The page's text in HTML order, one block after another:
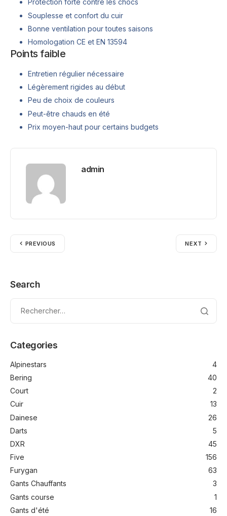
Protection forte contre les chocs
Souplesse et confort du cuir
Bonne ventilation pour toutes saisons
Homologation CE et EN 13594
Points faible
Entretien régulier nécessaire
Légèrement rigides au début
Peu de choix de couleurs
Peut-être chauds en été
Prix moyen-haut pour certains budgets
admin
PREVIOUS NEXT
Search
Categories
Alpinestars
4
Bering
40
Court
2
Cuir
13
Dainese
26
Darts
5
DXR
45
Five
156
Furygan
63
Gants Chauffants
3
Gants course
1
Gants d'été
16